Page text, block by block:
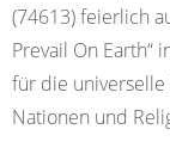
(74613) feierlich
Prevail On Earth“
für die universelle
Nationen und